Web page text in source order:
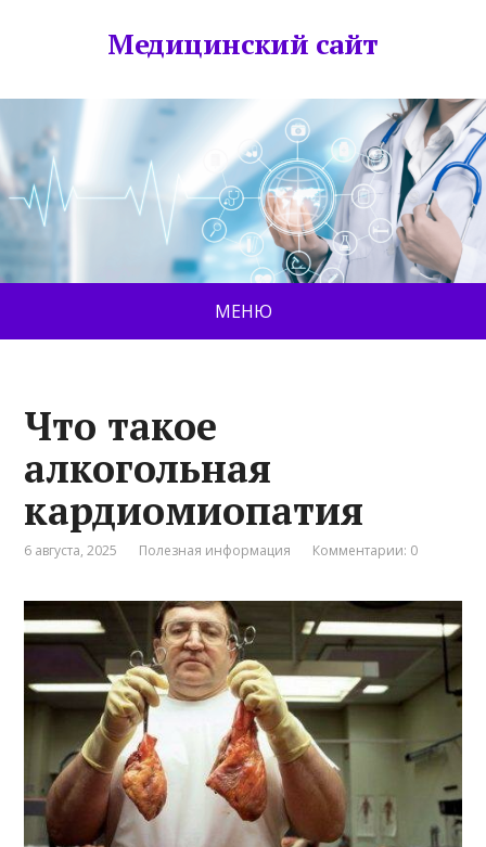
Медицинский сайт
МЕНЮ
Что такое
алкогольная
кардиомиопатия
6 августа, 2025 Полезная информация Комментарии: 0